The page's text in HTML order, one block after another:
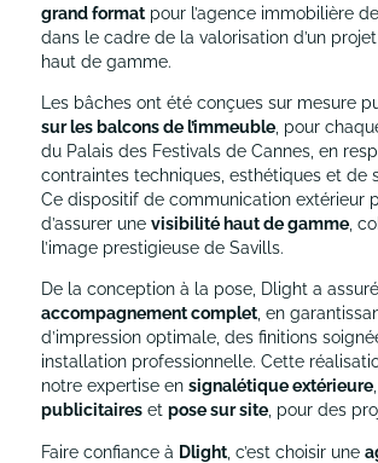
grand format pour l’agence immobilière
dans le cadre de la valorisation d’un
haut de gamme.
Les bâches ont été conçues sur mesure
sur les balcons de l’immeuble , pour
du Palais des Festivals de Cannes, en
contraintes techniques, esthétiques et de
Ce dispositif de communication extérieur
d’assurer une visibilité haut de gamme ,
l’image prestigieuse de Savills.
De la conception à la pose, Dlight a
accompagnement complet, en
d’impression optimale, des finitions
installation professionnelle. Cette
notre expertise en signalétique extérieure,
publicitaires et pose sur site, pour des
Faire confiance à Dlight , c’est choisir une